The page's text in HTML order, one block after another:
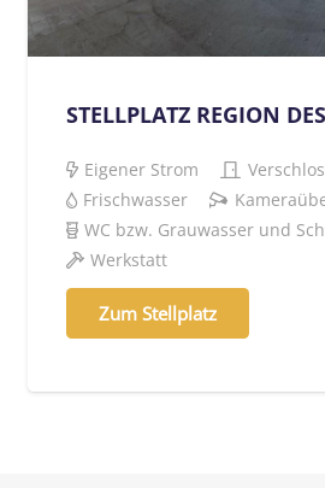
STELLPLATZ REGION
Eigener Strom
Frischwasser
WC bzw. Grauwasser und
Werkstatt
Zum Stellplatz